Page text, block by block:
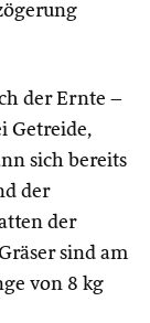
der Ernte –
Getreide,
sich bereits
der
der
sind am
von 8 kg